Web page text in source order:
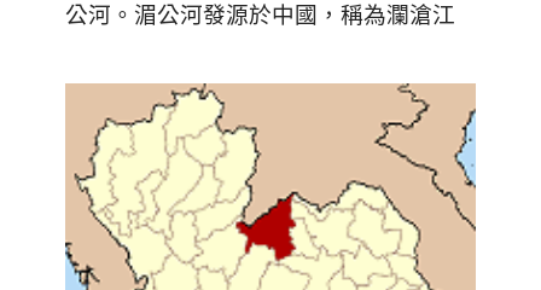
公河。湄公河發源於中國，稱為瀾滄江